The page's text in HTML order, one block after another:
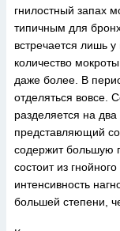
гнилостный запах
типичным для
встречается лишь
количество
даже более. В
отделяться вовсе.
разделяется на
представляющий
содержит большую
состоит из
интенсивность
большей степени,